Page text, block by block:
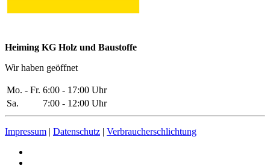
Heiming KG Holz und Baustoffe
Wir haben geöffnet
Mo. - Fr. 6:00 - 17:00 Uhr
Sa.
7:00 - 12:00 Uhr
Impressum | Datenschutz | Verbraucherschlichtung